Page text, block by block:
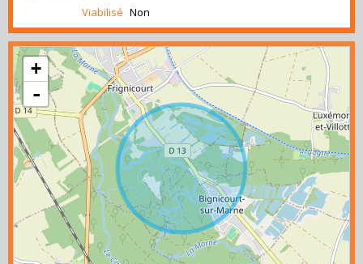
Viabilisé Non
+
-